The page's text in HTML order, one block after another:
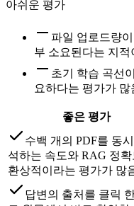
아쉬운 평가
파일 업로드량
부 소요된다는 지적
초기 학습 곡선
요하다는 평가가 많
좋은 평가
수백 개의 PDF를 동
석하는 속도와 RAG 정
환상적이라는 평가가 많
답변의 출처를 클릭